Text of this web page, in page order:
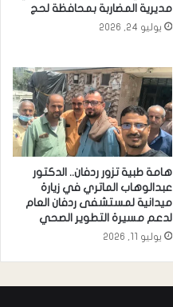
مديرية المضاربة بمحافظة لحج
يوليو 24, 2026
هامة طبية تزور ردفان.. الدكتور
عبدالوهاب الماتري في زيارة
ميدانية لمستشفى ردفان العام
لدعم مسيرة التطوير الصحي
يوليو 11, 2026